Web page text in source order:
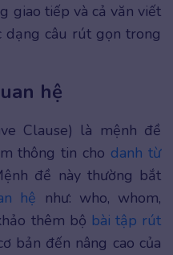
giao tiếp và cả văn viết
dạng câu rút gọn trong
hệ
Clause) là mệnh đề
thông tin cho danh từ
đề này thường bắt
hệ như: who, whom,
thêm bộ bài tập rút
bản đến nâng cao của